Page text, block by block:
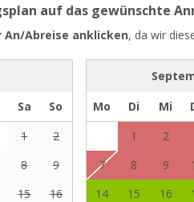
auf das gewünschte
An/Abreise anklicken, da wir
Sa
So
1
2
8
9
15
16
Mo
Di Mi
1
2
7
8 9
14
15 16